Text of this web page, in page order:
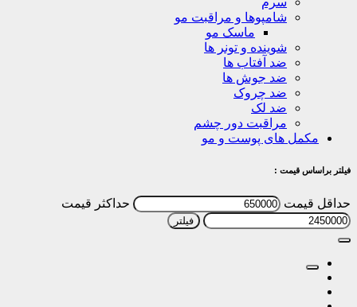
شامپوها و مراقبت مو
ماسک مو
شوینده و تونر ها
ضد آفتاب ها
ضد جوش ها
ضد چروک
مراقبت دور چشم
های پوست‌ و مو
:
حداکثر قیمت